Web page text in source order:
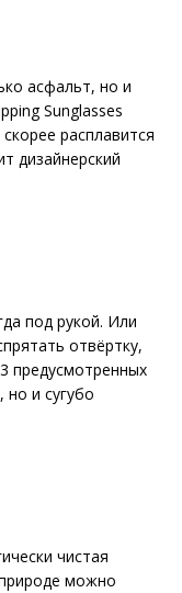
асфальт, но и
Sunglasses
расплавится
дизайнерский
под рукой. Или
отвёртку,
предусмотренных
и сугубо
чистая
можно